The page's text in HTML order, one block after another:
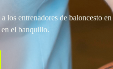
los entrenadores de baloncesto
el banquillo.